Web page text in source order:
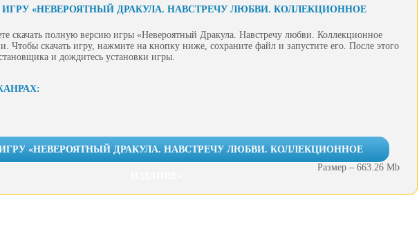
«НЕВЕРОЯТНЫЙ ДРАКУЛА. НАВСТРЕЧУ ЛЮБВИ. КОЛЛЕКЦИОННОЕ
скачать полную версию игры «Невероятный Дракула. Навстречу любви. Коллекционное
Чтобы скачать игру, нажмите на кнопку ниже, сохраните файл и запустите его. После этого
и дождитесь установки игры.
«НЕВЕРОЯТНЫЙ ДРАКУЛА. НАВСТРЕЧУ ЛЮБВИ. КОЛЛЕКЦИОННОЕ
Размер – 663.26 Mb